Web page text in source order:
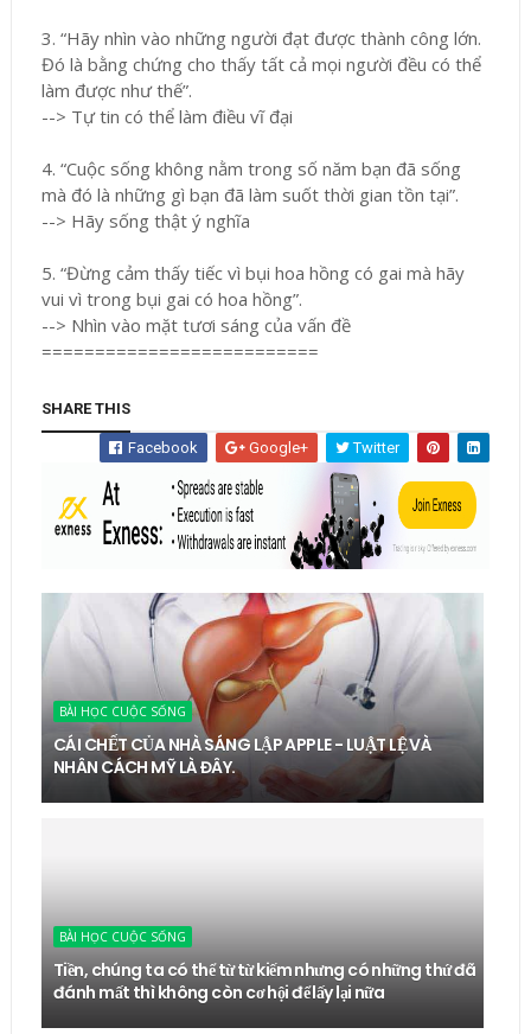
3. “Hãy nhìn vào những người đạt được thành công lớn.
Đó là bằng chứng cho thấy tất cả mọi người đều có thể
làm được như thế”.
--> Tự tin có thể làm điều vĩ đại
4. “Cuộc sống không nằm trong số năm bạn đã sống
mà đó là những gì bạn đã làm suốt thời gian tồn tại”.
--> Hãy sống thật ý nghĩa
5. “Đừng cảm thấy tiếc vì bụi hoa hồng có gai mà hãy
vui vì trong bụi gai có hoa hồng”.
--> Nhìn vào mặt tươi sáng của vấn đề
==========================
SHARE THIS
Facebook Google+ Twitter
BÀI HỌC CUỘC SỐNG
CÁI CHẾT CỦA NHÀ SÁNG LẬP APPLE - LUẬT LỆ VÀ
NHÂN CÁCH MỸ LÀ ĐÂY.
BÀI HỌC CUỘC SỐNG
Tiền, chúng ta có thể từ từ kiếm nhưng có những thứ đã
đánh mất thì không còn cơ hội để lấy lại nữa